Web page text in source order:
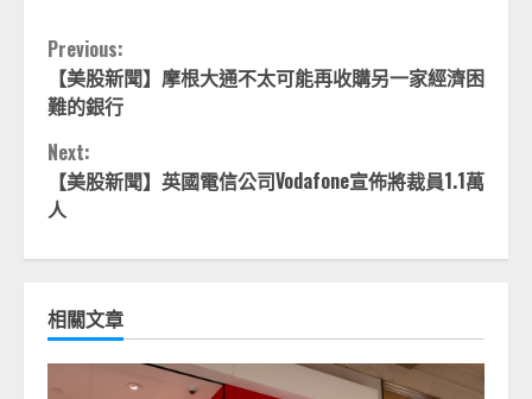
Continue
Reading
Previous:
【美股新聞】摩根大通不太可能再收購另一家經濟困
難的銀行
Next:
【美股新聞】英國電信公司Vodafone宣佈將裁員1.1萬
人
相關文章